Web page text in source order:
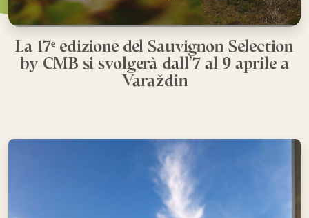
La 17ᵉ edizione del Sauvignon Selection
by CMB si svolgerà dall’7 al 9 aprile a
Varaždin